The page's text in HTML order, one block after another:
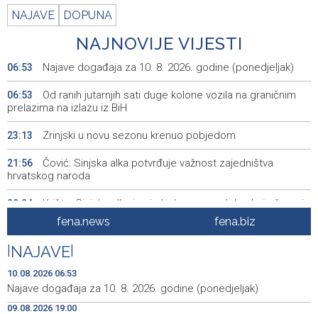
NAJAVE DOPUNA
NAJNOVIJE VIJESTI
06:53 Najave događaja za 10. 8. 2026. godine (ponedjeljak)
06:53
Od ranih jutarnjih sati duge kolone vozila na graničnim
prelazima na izlazu iz BiH
23:13 Zrinjski u novu sezonu krenuo pobjedom
21:56
Čović: Sinjska alka potvrđuje važnost zajedništva
hrvatskog naroda
20:24
Krišto: Sinjska alka je simbol ponosa, slobode i očuvanja
20:00 Announcement of events for Monday, 10 August 2026
19:50
BiH among notable participants at CIGRE Paris meeting,
with AI and energy transition in focus
fena.news fena.biz
NAJAVE
10.08.2026 06:53
Najave događaja za 10. 8. 2026. godine (ponedjeljak)
09.08.2026 19:00